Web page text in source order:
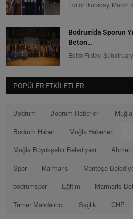
EditörThursday, March
Bodrum’da Sporun
Beton...
EditörFriday,
POPÜLER ETKILETLER
Bodrum Bodrum Haberleri Muğla
Bodrum Haber
Muğla Haberleri
Muğla Büyükşehir Belediyesi
Ahmet
Spor
Marmaris Menteşe
bodrumspor
Eğitim Marmaris
Tamer Mandalinci
Sağlık CHP